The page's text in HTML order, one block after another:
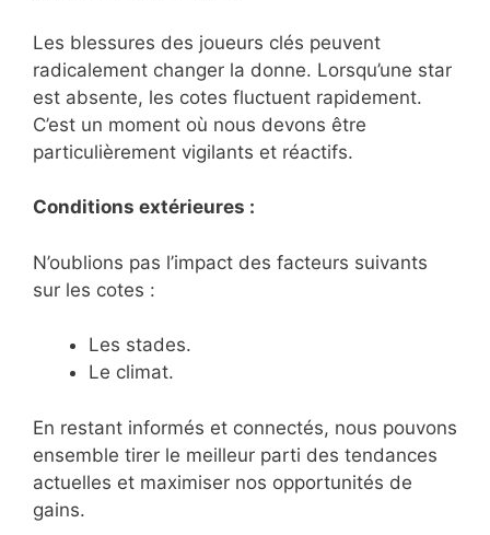
Les blessures des joueurs clés peuvent
radicalement changer la donne. Lorsqu’une star
est absente, les cotes fluctuent rapidement.
C’est un moment où nous devons être
particulièrement vigilants et réactifs.
Conditions extérieures :
N’oublions pas l’impact des facteurs suivants
sur les cotes :
Les stades.
Le climat.
En restant informés et connectés, nous pouvons
ensemble tirer le meilleur parti des tendances
actuelles et maximiser nos opportunités de
gains.